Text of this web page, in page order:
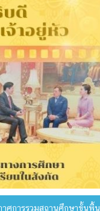
าศการรวมสถานศึกษาขั้นพื้น